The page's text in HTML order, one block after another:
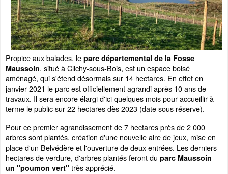
Propice aux balades, le parc départemental de la Fosse
Maussoin, situé à Clichy-sous-Bois, est un espace boisé
aménagé, qui s'étend désormais sur 14 hectares. En effet en
janvier 2021 le parc est officiellement agrandi après 10 ans de
travaux. Il sera encore élargi d'ici quelques mois pour accueillir à
terme le public sur 22 hectares dès 2023 (date sous réserve).
Pour ce premier agrandissement de 7 hectares près de 2 000
arbres sont plantés, création d'une nouvelle aire de jeux, mise en
place d'un Belvédère et l'ouverture de deux entrées. Les derniers
hectares de verdure, d'arbres plantés feront du parc Maussoin
un "poumon vert" très apprécié.